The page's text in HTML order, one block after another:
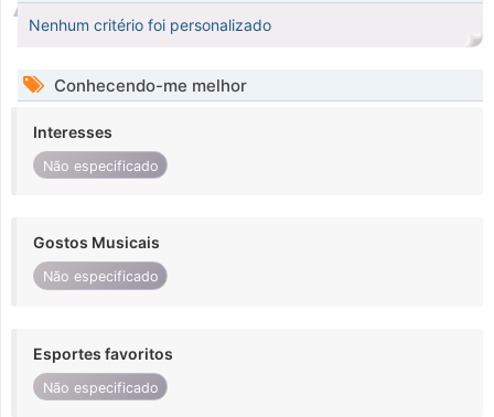
Nenhum critério foi personalizado
Conhecendo-me melhor
Interesses
Não especificado
Gostos Musicais
Não especificado
Esportes favoritos
Não especificado